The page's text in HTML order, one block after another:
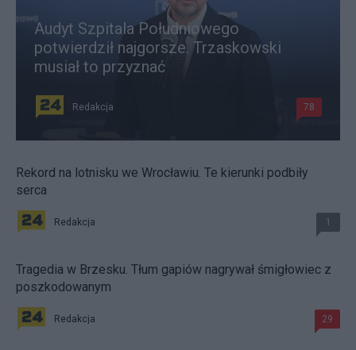
Audyt Szpitala Południowego
potwierdził najgorsze. Trzaskowski
musiał to przyznać
Redakcja 78
Rekord na lotnisku we Wrocławiu. Te kierunki podbiły
serca
Redakcja 1
Tragedia w Brzesku. Tłum gapiów nagrywał śmigłowiec z
poszkodowanym
Redakcja 29